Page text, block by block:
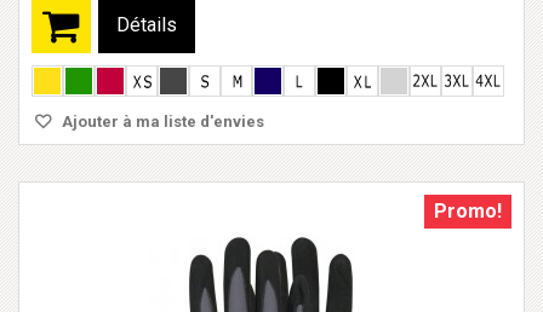
Détails
Ajouter à ma liste d'envies
Promo!